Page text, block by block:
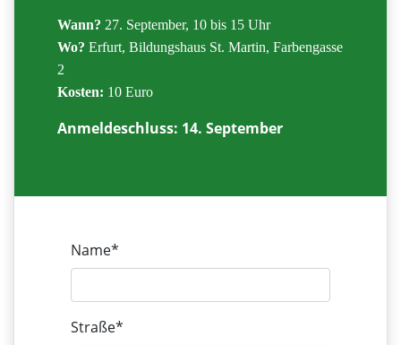
Wann? 27. September, 10 bis 15 Uhr
Wo? Erfurt, Bildungshaus St. Martin, Farbengasse
2
Kosten: 10 Euro
Anmeldeschluss: 14. September
Name*
Straße*